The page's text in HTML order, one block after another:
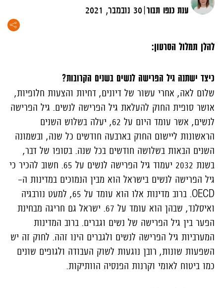
ענת כנפו תבור|30 נובמבר, 2021
להלן תמלול הסרטון:
כיצד ישתנה גיל הפרישה לנשים בשנים הקרובות?
שלום לאה, אחרי עשור של דיונים, דחיות והצעות חלופיות,
אושר סופית החוק להעלאת גיל הפרישה לנשים. גיל הפרישה
לנשים, אשר עומד היום על 62, יעלה בשלוש השנים
הראשונות ליישום החוק בארבעה חודשים כל שנה, ובשמונה
השנים הבאות בשלושה חודשים בכל שנה. בסופו של דבר,
בשנת 2032 יעמוד גיל הפרישה לנשים על 65. חשוב להכיר כי
גיל הפרישה לנשים בישראל הוא מבין הנמוכים במדינות ה-
OECD
. ברוב מדינות אלו הוא עומד על 65, למעט נורבגיה
ואיסלנד, שבהן הוא עומד על 67. ישראל גם חריגה מבחינת
הפער בין גיל הפרישה של נשים וגברים. ברוב המדינות
המערביות גיל הפרישה לנשים ולגברים הינו זהה. לחוק זה יש
השפעות שונות, רובן נוגעות לשוק העבודה ולגופים שונים
כמו ביטוח לאומי וקרנות הפנסיה הוותיקות.